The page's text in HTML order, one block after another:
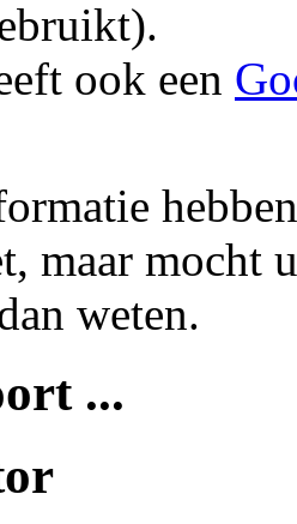
ook een
maar mocht
weten.
...